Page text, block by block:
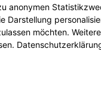
Zufall sein
Dies
anonymen
Darstellung
möchten. Weitere